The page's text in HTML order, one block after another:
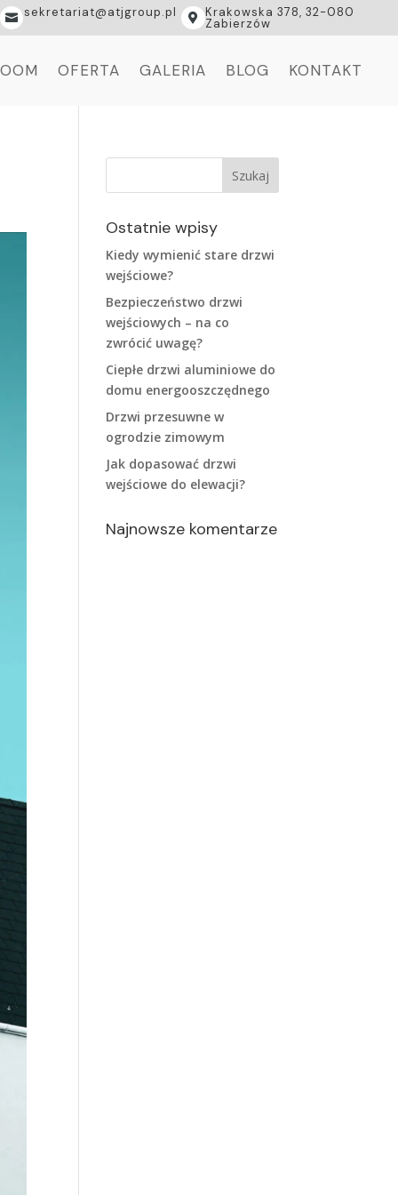
 sekretariat@atjgroup.pl  Krakowska 378, 32-080
Zabierzów
OFERTA GALERIA BLOG KONTAKT
Ostatnie wpisy
Kiedy wymienić stare drzwi
wejściowe?
Bezpieczeństwo drzwi
wejściowych – na co
zwrócić uwagę?
Ciepłe drzwi aluminiowe do
domu energooszczędnego
Drzwi przesuwne w
ogrodzie zimowym
Jak dopasować drzwi
wejściowe do elewacji?
Najnowsze komentarze